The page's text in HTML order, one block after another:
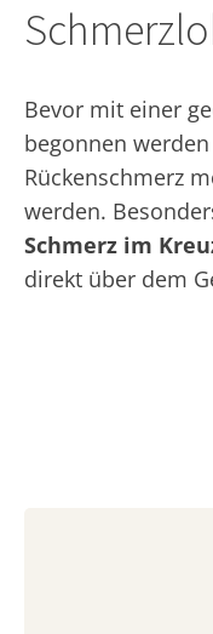
Bevor mit einer
begonnen
Rückenschmerz
werden.
Schmerz im
direkt über dem